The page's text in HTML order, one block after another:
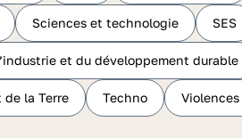
Sciences et technologie SES
et du développement durable
de la Terre Techno